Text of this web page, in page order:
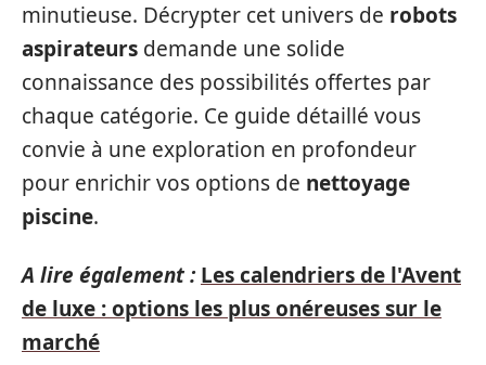
minutieuse. Décrypter cet univers de robots
aspirateurs demande une solide
connaissance des possibilités offertes par
chaque catégorie. Ce guide détaillé vous
convie à une exploration en profondeur
pour enrichir vos options de nettoyage
piscine.
A lire également : Les calendriers de l'Avent
de luxe : options les plus onéreuses sur le
marché